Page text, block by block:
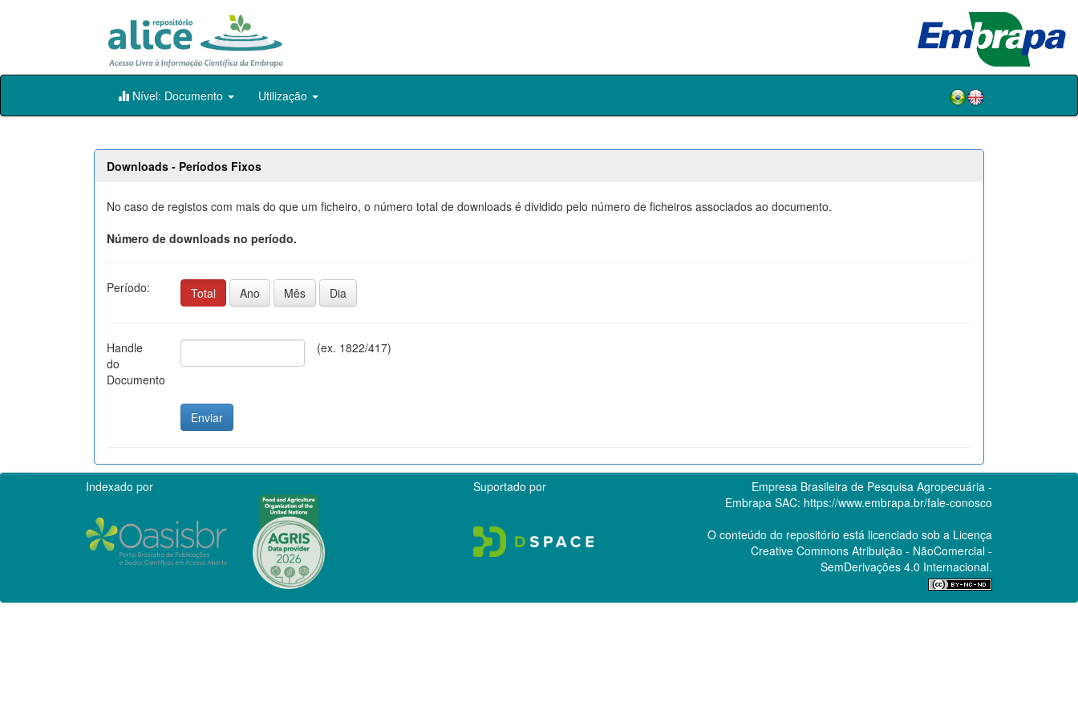
Skip
Nível: Documento Utilização
Downloads - Períodos Fixos
No caso de registos com mais do que um ficheiro, o número total de downloads é dividido pelo número de ficheiros associados ao documento.
Número de downloads no período.
Período: Total Ano Mês Dia
Handle
do
Documento
(ex. 1822/417)
Indexado por Suportado por
Empresa Brasileira de Pesquisa Agropecuária -
Embrapa SAC: https://www.embrapa.br/fale-conosco
O conteúdo do repositório está licenciado sob a Licença
Creative CommonsAtribuição - NãoComercial -
SemDerivações 4.0 Internacional.